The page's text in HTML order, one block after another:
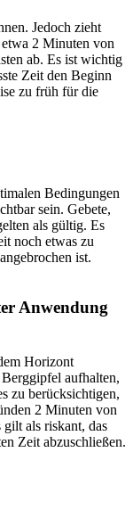
Jedoch zieht
2 Minuten von
ab. Es ist wichtig
Zeit den Beginn
zu früh für die
Bedingungen
sein. Gebete,
als gültig. Es
noch etwas zu
ist.
Anwendung
Horizont
aufhalten,
zu berücksichtigen,
2 Minuten von
als riskant, das
Zeit abzuschließen.